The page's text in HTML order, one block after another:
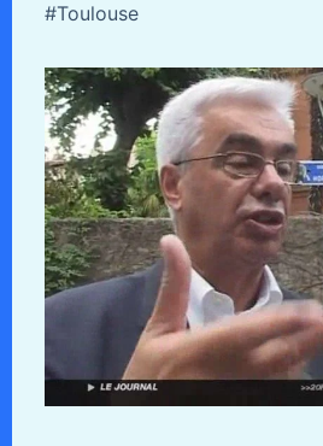
#Toulouse